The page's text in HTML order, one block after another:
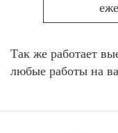
Так же работает
любые работы на